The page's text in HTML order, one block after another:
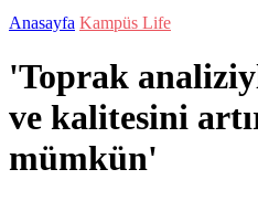
Anasayfa Kampüs Life
'Toprak
ve kalitesini
mümkün'